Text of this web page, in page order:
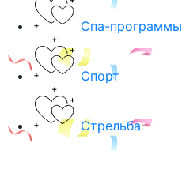
Спа-программы
Спорт
Стрельба